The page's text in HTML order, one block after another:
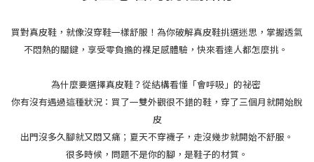
買對真皮鞋，就像沒穿鞋一樣舒服！為你破解真皮鞋挑選迷思，掌握透氣
不悶熱的關鍵，享受零負擔的裸足感體驗，快來看達人都怎麼挑。
為什麼要選擇真皮鞋？從結構看懂「會呼吸」的祕密
你有沒有遇過這種狀況：買了一雙外觀很不錯的鞋，穿了三個月就開始脫
皮
出門沒多久腳就又悶又痛；夏天不穿襪子，走沒幾步就開始不舒服。
很多時候，問題不是你的腳，是鞋子的材質。